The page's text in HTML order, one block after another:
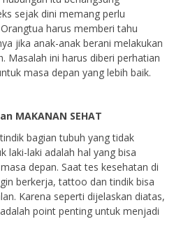
sejak dini memang perlu
harus memberi tahu
jika anak-anak berani melakukan
Masalah ini harus diberi perhatian
masa depan yang lebih baik.
MAKANAN SEHAT
bagian tubuh yang tidak
laki-laki adalah hal yang bisa
depan. Saat tes kesehatan di
berkerja, tattoo dan tindik bisa
Karena seperti dijelaskan diatas,
point penting untuk menjadi